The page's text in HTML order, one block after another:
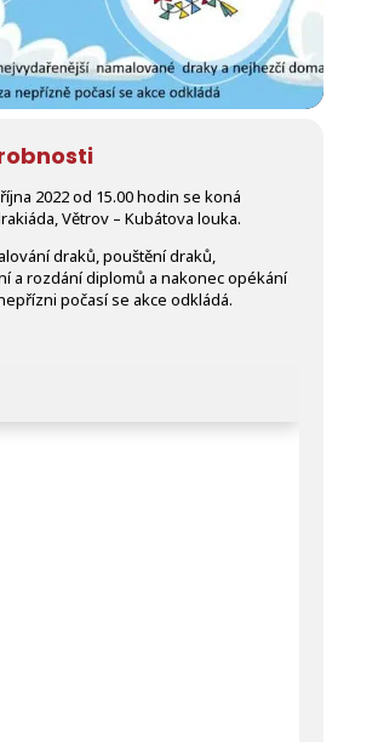
2022 od 15.00 hodin se koná
Větrov – Kubátova louka.
draků, pouštění draků,
a rozdání diplomů a nakonec opékání
počasí se akce odkládá.